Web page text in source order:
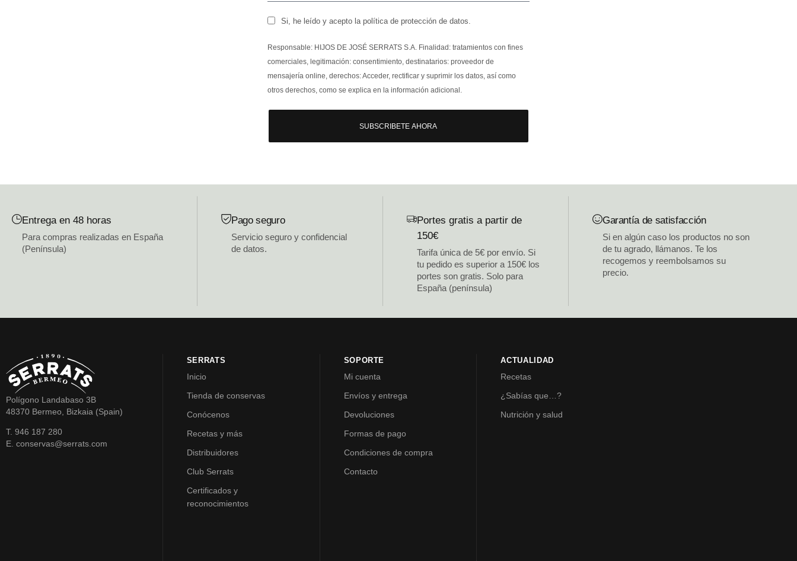
Si, he leído y acepto la política de protección de datos.
Responsable: HIJOS DE JOSÉ SERRATS S.A. Finalidad: tratamientos con fines
comerciales, legitimación: consentimiento, destinatarios: proveedor de
mensajería online, derechos: Acceder, rectificar y suprimir los datos, así como
otros derechos, como se explica en la información adicional.
SUBSCRIBETE AHORA
Entrega en 48 horas
Para compras realizadas en España
(Península)
Pago seguro
Servicio seguro y confidencial
de datos.
Portes gratis a partir de
150€
Tarifa única de 5€ por envío. Si
tu pedido es superior a 150€ los
portes son gratis. Solo para
España (península)
Garantía de satisfacción
Si en algún caso los productos no son
de tu agrado, llámanos. Te los
recogemos y reembolsamos su
precio.
Polígono Landabaso 3B
48370 Bermeo, Bizkaia (Spain)
T. 946 187 280
E. conservas@serrats.com
SERRATS
Inicio
Tienda de conservas
Conócenos
Recetas y más
Distribuidores
Club Serrats
Certificados y
reconocimientos
SOPORTE
Mi cuenta
Envíos y entrega
Devoluciones
Formas de pago
Condiciones de compra
Contacto
ACTUALIDAD
Recetas
¿Sabías que…?
Nutrición y salud